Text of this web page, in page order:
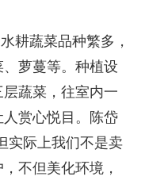
耕蔬菜品种繁多，
萝蔓等。种植设
蔬菜，往室内一
赏心悦目。陈岱
实际上我们不是卖
不但美化环境，